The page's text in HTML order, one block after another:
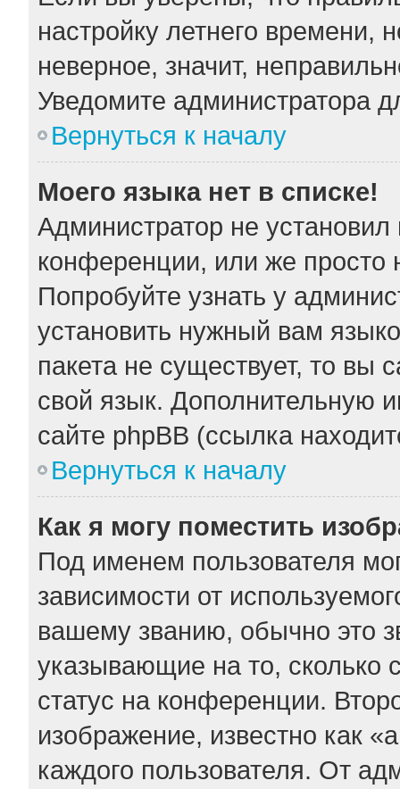
настройку летнего времени,
неверное, значит,
Уведомите администратора
Вернуться к началу
Моего языка нет в списке!
Администратор не
конференции, или же просто
Попробуйте узнать у
установить нужный вам
пакета не существует, то вы
свой язык. Дополнительную
сайте phpBB (ссылка
Вернуться к началу
Как я могу поместить
Под именем пользователя
зависимости от
вашему званию, обычно это
указывающие на то,
статус на конференции.
изображение, известно как
каждого пользователя. От